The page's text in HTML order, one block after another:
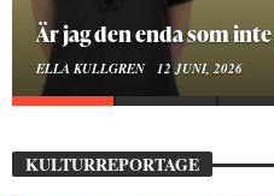
På stadsbiblioteket
MOA LINDROTH 10 JUNI, 2026
KULTURREPORTAGE